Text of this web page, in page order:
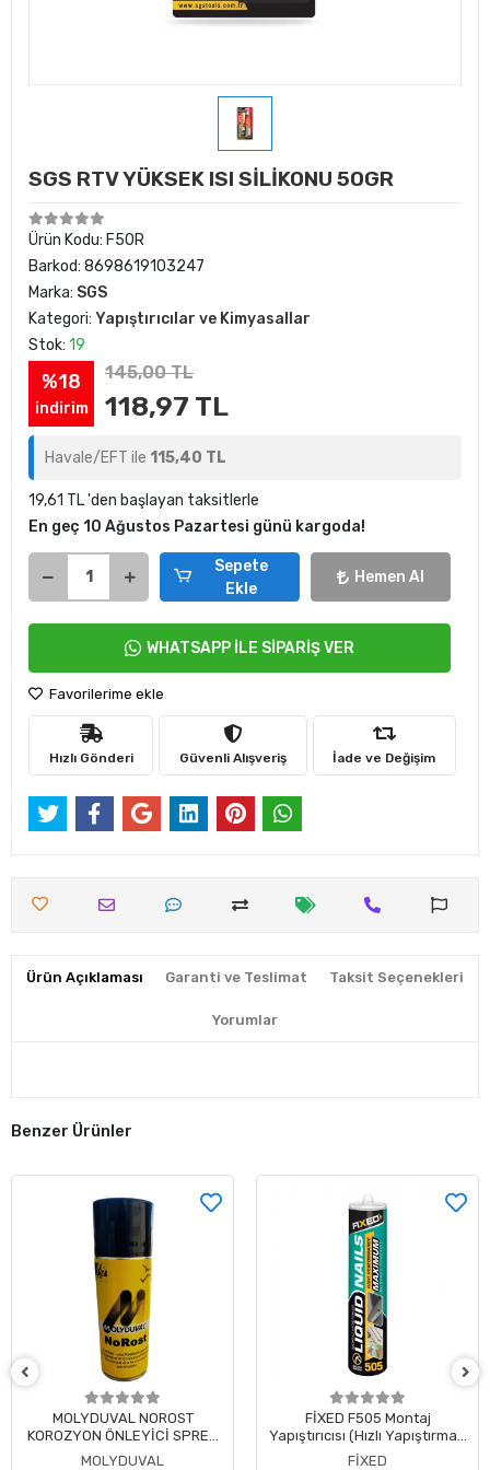
SGS RTV YÜKSEK ISI SİLİKONU 50GR
Ürün Kodu: F50R
Barkod: 8698619103247
Marka: SGS
Kategori: Yapıştırıcılar ve Kimyasallar
Stok: 19
%18
indirim
145,00 TL
118,97 TL
Havale/EFT ile 115,40 TL
19,61 TL 'den başlayan taksitlerle
En geç 10 Ağustos Pazartesi günü kargoda!
Sepete
Ekle
Hemen Al
WHATSAPP İLE SİPARİŞ VER
Favorilerime ekle
Hızlı Gönderi Güvenli Alışveriş İade ve Değişim
Ürün Açıklaması Garanti ve Teslimat Taksit Seçenekleri
Yorumlar
Benzer Ürünler
MOLYDUVAL NOROST
KOROZYON ÖNLEYİCİ SPREY
400 ML
MOLYDUVAL
FİXED F505 Montaj
Yapıştırıcısı (Hızlı Yapıştırma -
Akrilik)
FİXED